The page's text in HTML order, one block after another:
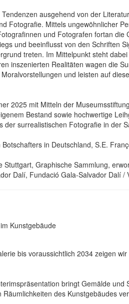
ausgehend von der
Fotografie. Mittels ungewöhnlicher
und Fotografen fortan
und beeinflusst von den Schriften
treten. Im Mittelpunkt steht
inszenierten Realitäten wagen die
und leisten auf
2025 mit Mitteln der
Bestand sowie hochwertige
surrealistischen Fotografie in der
in Deutschland, S.E.
Graphische Sammlung,
Dalí, Fundació Gala-Salvador Dalí /
Kunstgebäude
bis voraussichtlich 2034 zeigen
bringt Gemälde
des Kunstgebäudes